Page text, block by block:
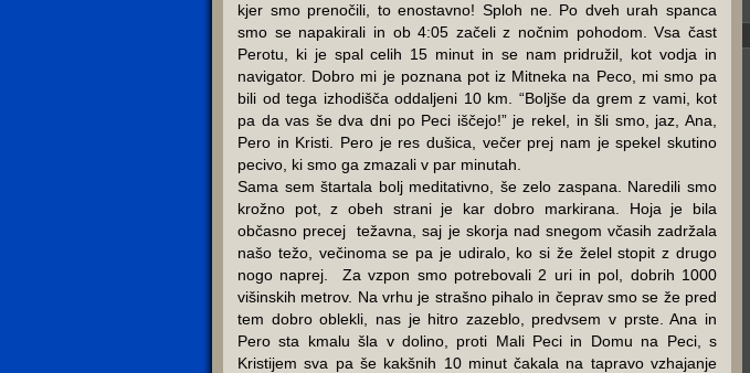
kjer smo prenočili, to enostavno! Sploh ne. Po dveh urah spanca
smo se napakirali in ob 4:05 začeli z nočnim pohodom. Vsa čast
Perotu, ki je spal celih 15 minut in se nam pridružil, kot vodja in
navigator. Dobro mi je poznana pot iz Mitneka na Peco, mi smo pa
bili od tega izhodišča oddaljeni 10 km. “Boljše da grem z vami, kot
pa da vas še dva dni po Peci iščejo!” je rekel, in šli smo, jaz, Ana,
Pero in Kristi. Pero je res dušica, večer prej nam je spekel skutino
pecivo, ki smo ga zmazali v par minutah.
Sama sem štartala bolj meditativno, še zelo zaspana. Naredili smo
krožno pot, z obeh strani je kar dobro markirana. Hoja je bila
občasno precej težavna, saj je skorja nad snegom včasih zadržala
našo težo, večinoma se pa je udiralo, ko si že želel stopit z drugo
nogo naprej. Za vzpon smo potrebovali 2 uri in pol, dobrih 1000
višinskih metrov. Na vrhu je strašno pihalo in čeprav smo se že pred
tem dobro oblekli, nas je hitro zazeblo, predvsem v prste. Ana in
Pero sta kmalu šla v dolino, proti Mali Peci in Domu na Peci, s
Kristijem sva pa še kakšnih 10 minut čakala na tapravo vzhajanje